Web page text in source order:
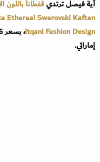
آية فيصل ترتديقفطاناً
Itqani Fashion Design
إماراتي.